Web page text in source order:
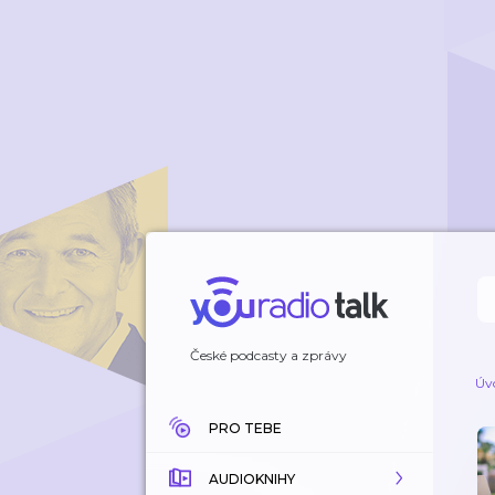
České podcasty a zprávy
PRO TEBE
AUDIOKNIHY